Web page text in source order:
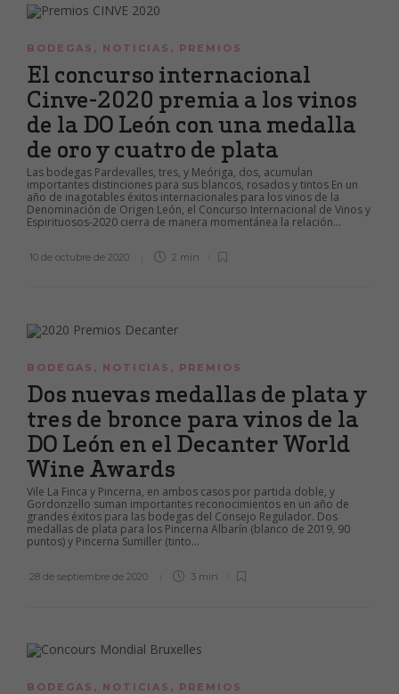
BODEGAS , NOTICIAS , PREMIOS
El concurso internacional
Cinve-2020 premia a los vinos
de la DO León con una medalla
de oro y cuatro de plata
Las bodegas Pardevalles, tres, y Meóriga, dos, acumulan
importantes distinciones para sus blancos, rosados y tintos En un
año de inagotables éxitos internacionales para los vinos de la
Denominación de Origen León, el Concurso Internacional de Vinos y
Espirituosos-2020 cierra de manera momentánea la relación...
10 de octubre de 2020 2 min
BODEGAS , NOTICIAS , PREMIOS
Dos nuevas medallas de plata y
tres de bronce para vinos de la
DO León en el Decanter World
Wine Awards
Vile La Finca y Pincerna, en ambos casos por partida doble, y
Gordonzello suman importantes reconocimientos en un año de
grandes éxitos para las bodegas del Consejo Regulador. Dos
medallas de plata para los Pincerna Albarín (blanco de 2019, 90
puntos) y Pincerna Sumiller (tinto...
28 de septiembre de 2020 3 min
BODEGAS , NOTICIAS , PREMIOS